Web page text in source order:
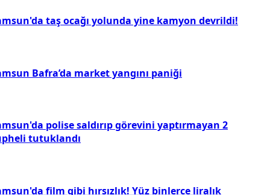
taş ocağı yolunda yine kamyon devrildi!
Bafra’da market yangını paniği
polise saldırıp görevini yaptırmayan 2
tutuklandı
film gibi hırsızlık! Yüz binlerce liralık